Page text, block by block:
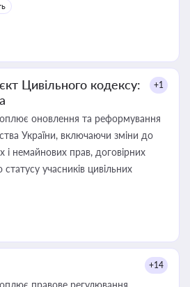
Цивільного кодексу:
+1
оновлення та реформування
України, включаючи зміни до
і немайнових прав, договірних
учасників цивільних
+14
правове регулювання